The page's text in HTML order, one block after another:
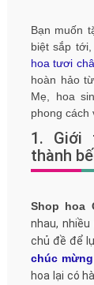
Bạn muốn
biệt sắp
hoa tươi
hoàn hảo
Mẹ, hoa
phong cách
1. Giới
thành
Shop hoa
nhau,
chủ đề để
chúc
hoa lại có